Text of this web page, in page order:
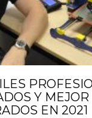
Y MEJOR
EN 2021